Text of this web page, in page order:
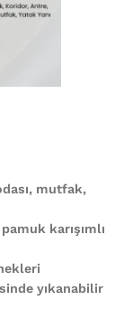
mutfak,
karışımlı
yıkanabilir